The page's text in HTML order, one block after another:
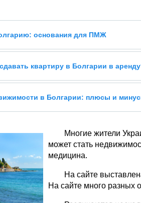
основания для ПМЖ
квартиру в Болгарии в
в Болгарии: плюсы и
Многие жители
может стать
медицина.
На сайте
На сайте много разных